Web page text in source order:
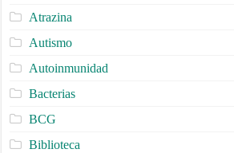
Atrazina
Autismo
Autoinmunidad
Bacterias
BCG
Biblioteca